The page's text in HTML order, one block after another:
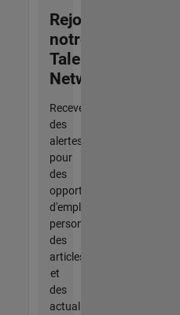
Rejoignez
notre
Talent
Network
Recevez
des
alertes
pour
des
opportunités
d'emploi
personnalisées,
des
articles
et
des
actualités